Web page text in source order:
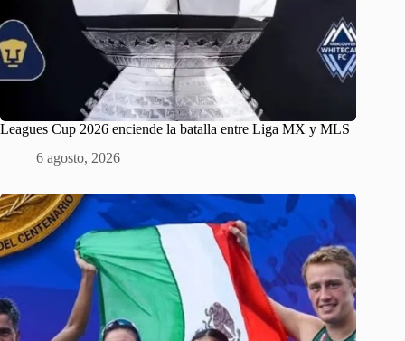
Leagues Cup 2026 enciende la batalla entre Liga MX y MLS
6 agosto, 2026